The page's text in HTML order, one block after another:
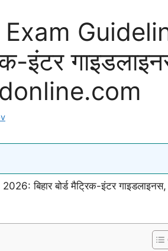
इंटर
बिहार बोर्ड मैट्रिक-इंटर